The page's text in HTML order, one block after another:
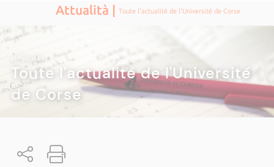
Attualità |Toute l'actualité de l'Université de Corse
ATTUALITÀ|
Toute l'actualité de l'Université
de Corse